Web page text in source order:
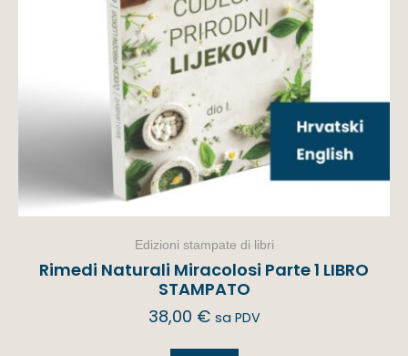
Edizioni stampate di libri
Rimedi Naturali Miracolosi Parte 1 LIBRO
STAMPATO
38,00 € sa PDV